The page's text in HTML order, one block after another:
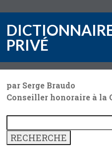
PRIVÉ
par Serge Braudo
Conseiller honoraire à la